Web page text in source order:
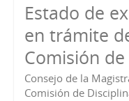
Estado de
en trámite
Comisión
Consejo de la
Comisión de